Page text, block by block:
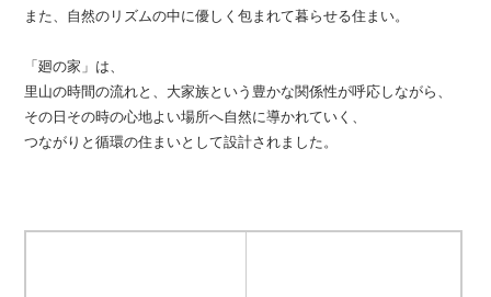
また、自然のリズムの中に優しく包まれて暮らせる住まい。
「廻の家」は、
里山の時間の流れと、大家族という豊かな関係性が呼応しながら、
その日その時の心地よい場所へ自然に導かれていく、
つながりと循環の住まいとして設計されました。